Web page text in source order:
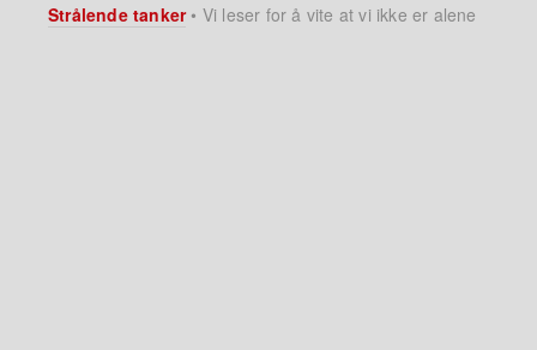
Strålende tanker• Vi leser for å vite at vi ikke er alene